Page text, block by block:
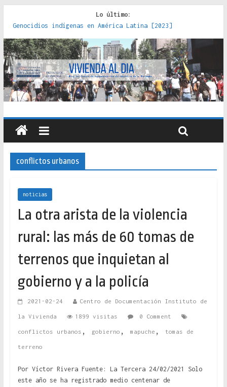
Lo último:
Genocidios indígenas en América Latina [2023]
Estudios sobre la espacialización de los Estados :
políticas, prácticas y representaciones [2022]
Donde el pedernal choca con el acero : hacia una teoría
crítica de las fronteras latinoamericanas [2020]
Criterios técnicos para una vivienda adecuada [2019]
Red de consultorios de la Caja del Seguro Obrero en
Santiago : un patrimonio emblemático [2014]
conflictos urbanos
noticias
La otra arista de la violencia
rural: las más de 60 tomas de
terrenos que inquietan al
gobierno y a la policía
2021-02-24 Centro de Documentación Instituto de
la Vivienda 1899 visitas 0 Comment
conflictos urbanos , gobierno , mapuche , tomas de
terreno
Por Víctor Rivera Fuente: La Tercera 24/02/2021 Solo
este año se ha registrado medio centenar de